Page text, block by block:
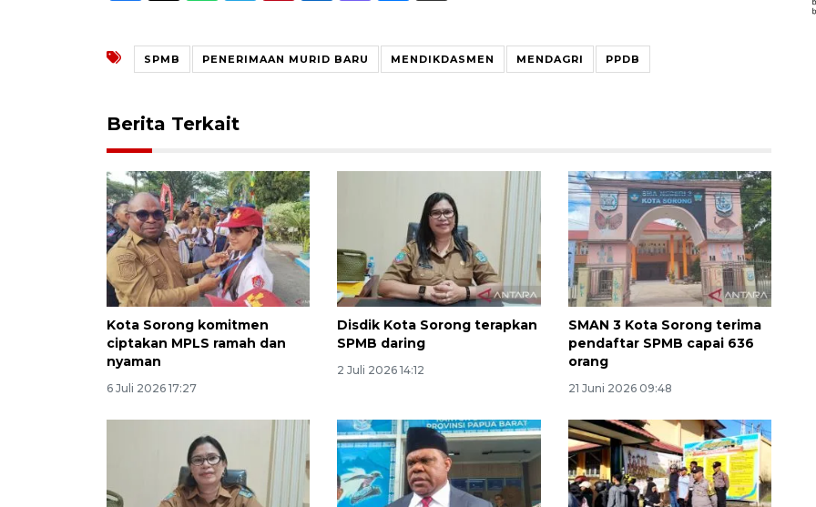
SPMB PENERIMAAN MURID BARU MENDIKDASMEN MENDAGRI PPDB
Berita Terkait
Kota Sorong komitmen
ciptakan MPLS ramah dan
nyaman
6 Juli 2026 17:27
Disdik Kota Sorong terapkan
SPMB daring
2 Juli 2026 14:12
SMAN 3 Kota Sorong terima
pendaftar SPMB capai 636
orang
21 Juni 2026 09:48
Vaksin HPV untuk siswa laki-
laki
2026-08-06 06:30:00